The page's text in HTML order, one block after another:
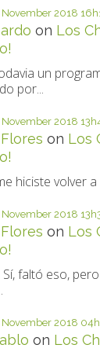
November 2018
on Los
un
por...
November 2018
on Los
hiciste volver
November 2018
on Los
Sí, faltó eso,
November 2018
on Los